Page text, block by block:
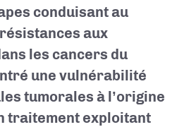
conduisant au
aux
les cancers du
une vulnérabilité
tumorales à l’origine
traitement exploitant